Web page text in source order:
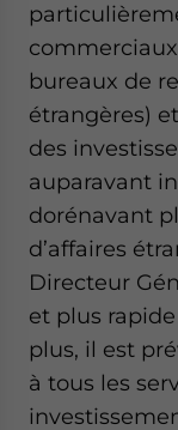
bureaux de
étrangères)
des
auparavant
dorénavant
d’affaires
Directeur
et plus
plus, il est
à tous les